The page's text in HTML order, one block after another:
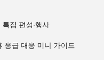
특집 편성·행사
응급 대응 미니 가이드